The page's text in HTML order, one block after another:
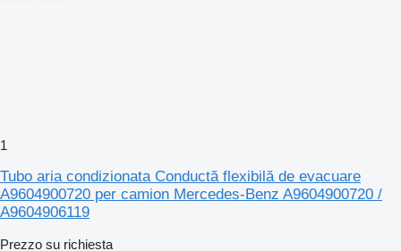
1
Tubo aria condizionata Conductă flexibilă de evacuare
A9604900720 per camion Mercedes-Benz A9604900720 /
A9604906119
Prezzo su richiesta